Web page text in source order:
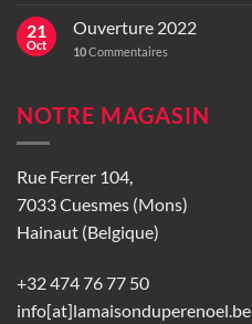
21
Oct
Ouverture 2022
10Commentaires
NOTRE MAGASIN
Rue Ferrer 104,
7033 Cuesmes (Mons)
Hainaut (Belgique)
+32 474 76 77 50
info[at]lamaisonduperenoel.be